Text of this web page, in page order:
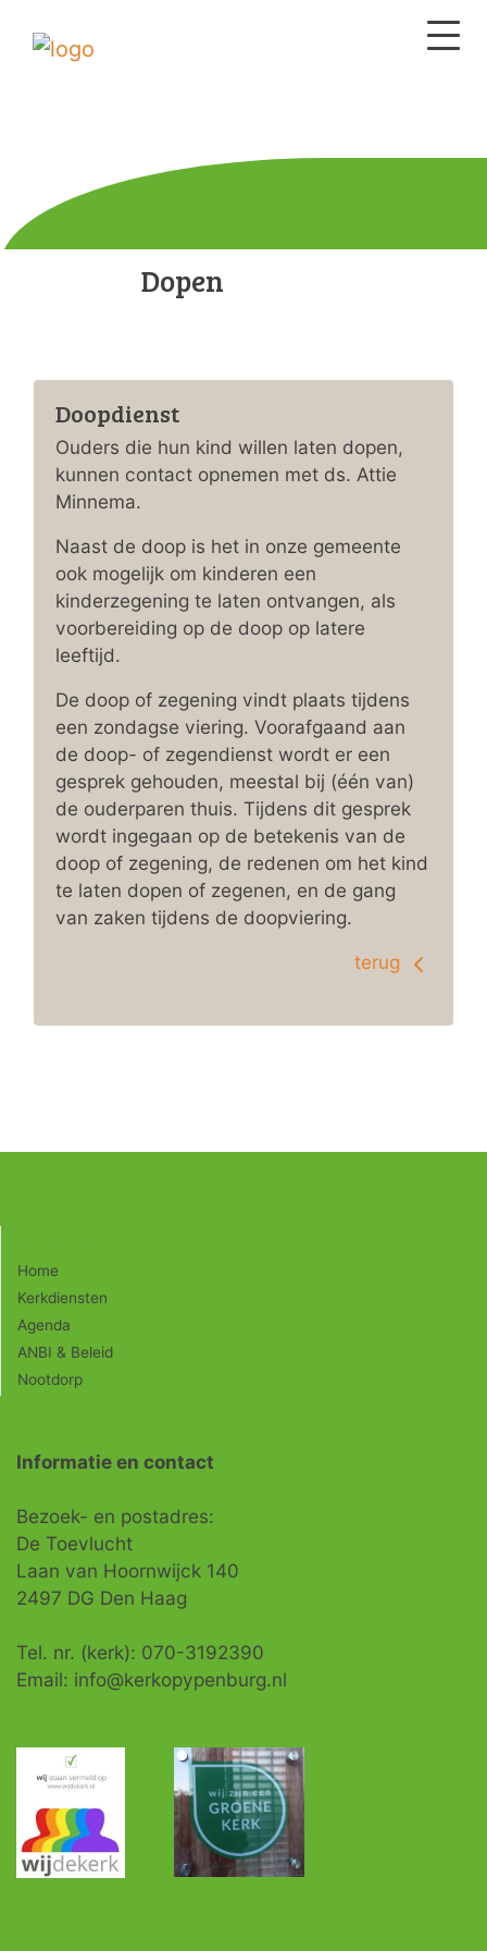
Dopen
Doopdienst
Ouders die hun kind willen laten dopen,
kunnen contact opnemen met ds. Attie
Minnema.
Naast de doop is het in onze gemeente
ook mogelijk om kinderen een
kinderzegening te laten ontvangen, als
voorbereiding op de doop op latere
leeftijd.
De doop of zegening vindt plaats tijdens
een zondagse viering. Voorafgaand aan
de doop- of zegendienst wordt er een
gesprek gehouden, meestal bij (één van)
de ouderparen thuis. Tijdens dit gesprek
wordt ingegaan op de betekenis van de
doop of zegening, de redenen om het kind
te laten dopen of zegenen, en de gang
van zaken tijdens de doopviering.
terug
Home
Kerkdiensten
Agenda
ANBI & Beleid
Nootdorp
Informatie en contact
Bezoek- en postadres:
De Toevlucht
Laan van Hoornwijck 140
2497 DG Den Haag
Tel. nr. (kerk): 070-3192390
Email: info@kerkopypenburg.nl